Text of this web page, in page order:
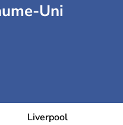
Uni
Liverpool